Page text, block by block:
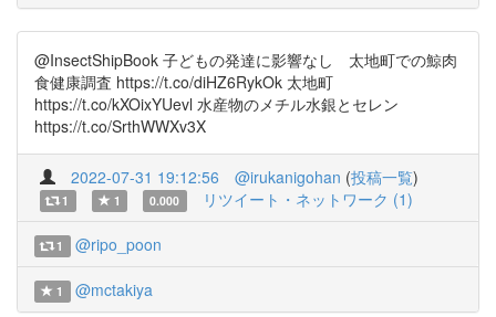
@InsectShipBook 子どもの発達に影響なし 太地町での鯨肉
食健康調査 https://t.co/diHZ6RykOk 太地町
https://t.co/kXOixYUevl 水産物のメチル水銀とセレン
https://t.co/SrthWWXv3X
2022-07-31 19:12:56 @irukanigohan (投稿一覧)
1 1 0.000 リツイート・ネットワーク (1)
1 @ripo_poon
1 @mctakiya